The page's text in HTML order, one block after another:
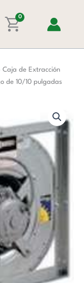
0
Caja de Extracción
de 10/10 pulgadas